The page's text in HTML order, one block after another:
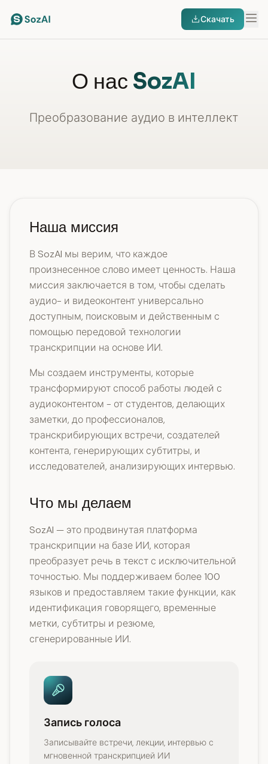
Скачать
О нас SozAI
Преобразование аудио в интеллект
Наша миссия
В SozAI мы верим, что каждое
произнесенное слово имеет ценность. Наша
миссия заключается в том, чтобы сделать
аудио- и видеоконтент универсально
доступным, поисковым и действенным с
помощью передовой технологии
транскрипции на основе ИИ.
Мы создаем инструменты, которые
трансформируют способ работы людей с
аудиоконтентом - от студентов, делающих
заметки, до профессионалов,
транскрибирующих встречи, создателей
контента, генерирующих субтитры, и
исследователей, анализирующих интервью.
Что мы делаем
SozAI — это продвинутая платформа
транскрипции на базе ИИ, которая
преобразует речь в текст с исключительной
точностью. Мы поддерживаем более 100
языков и предоставляем такие функции, как
идентификация говорящего, временные
метки, субтитры и резюме,
сгенерированные ИИ.
Запись голоса
Записывайте встречи, лекции, интервью с
мгновенной транскрипцией ИИ